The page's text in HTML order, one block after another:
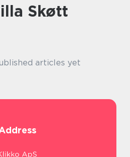
Skøtt
articles yet